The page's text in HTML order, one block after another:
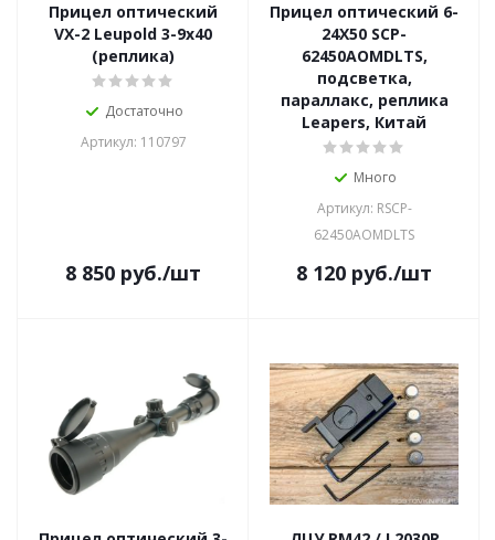
Прицел оптический
VX-2 Leupold 3-9x40
(реплика)
Достаточно
Артикул: 110797
8 850 руб./шт
Прицел оптический 6-
24X50 SCP-
62450AOMDLTS,
подсветка,
параллакс, реплика
Leapers, Китай
Много
Артикул: RSCP-
62450AOMDLTS
8 120 руб./шт